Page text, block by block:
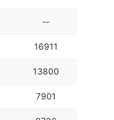
--
16911
13800
7901